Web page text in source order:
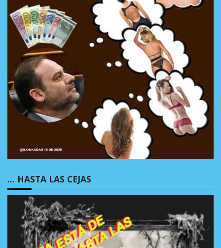
… HASTA LAS CEJAS